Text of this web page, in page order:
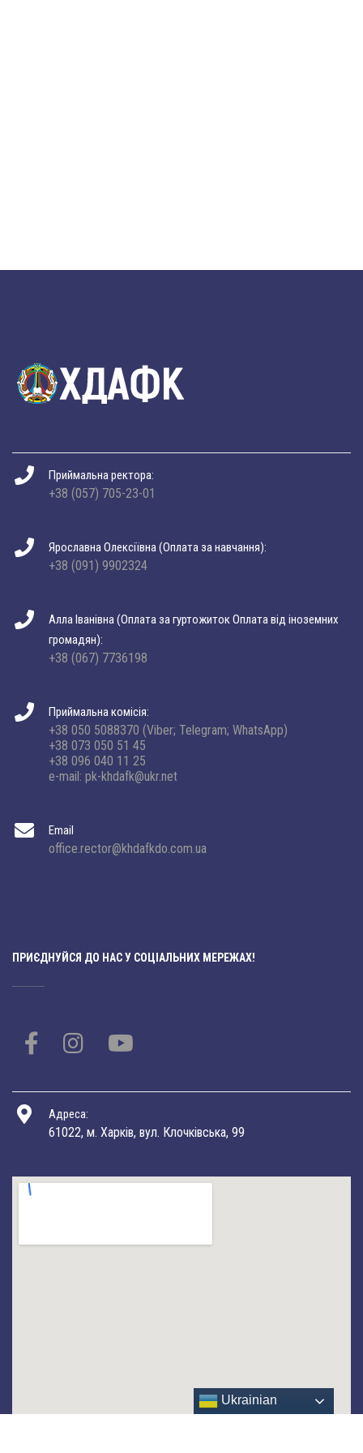
Приймальна ректора:
+38 (057) 705-23-01
Ярославна Олексіївна (Оплата за навчання):
+38 (091) 9902324
Алла Іванівна (Оплата за гуртожиток Оплата від іноземних
громадян):
+38 (067) 7736198
Приймальна комісія:
+38 050 5088370 (Viber; Telegram; WhatsApp)
+38 073 050 51 45
+38 096 040 11 25
e-mail: pk-khdafk@ukr.net
Email
office.rector@khdafkdo.com.ua
ПРИЄДНУЙСЯ ДО НАС У СОЦІАЛЬНИХ МЕРЕЖАХ!
Адреса:
61022, м. Харків, вул. Клочківська, 99
Ukrainian